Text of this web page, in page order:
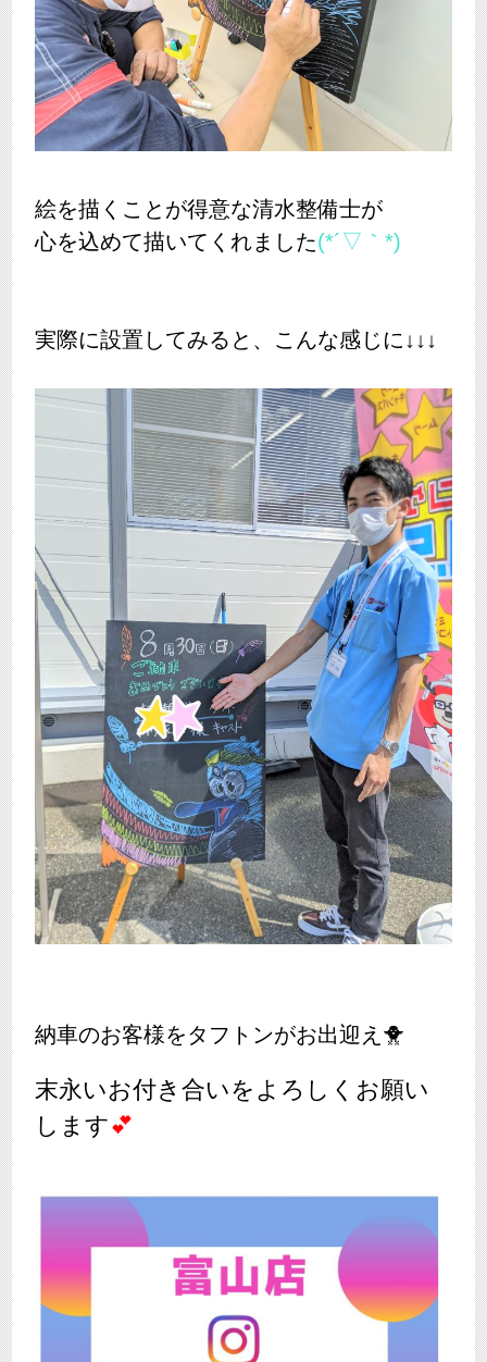
絵を描くことが得意な清水整備士が
心を込めて描いてくれました(*´▽｀*)
実際に設置してみると、こんな感じに↓↓↓
納車のお客様をタフトンがお出迎え🐥
末永いお付き合いをよろしくお願い
します💕